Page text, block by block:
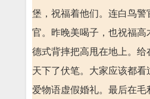
堡，祝福着他们。连白鸟警
官。昨晚美喝子，也祝福高
德式背摔把高甩在地上。给
天下了伏笔。大家应该都
爱物语虚假婚礼。最后在毛